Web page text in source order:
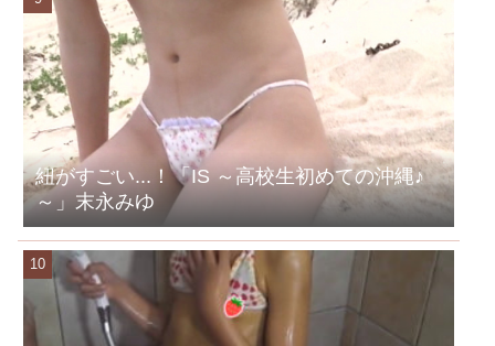
紐がすごい...！「IS ～高校生初めての沖縄♪
～」末永みゆ